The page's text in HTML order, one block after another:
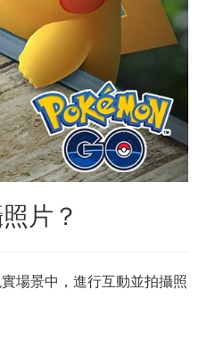
片？
場景中，進行互動並拍攝照